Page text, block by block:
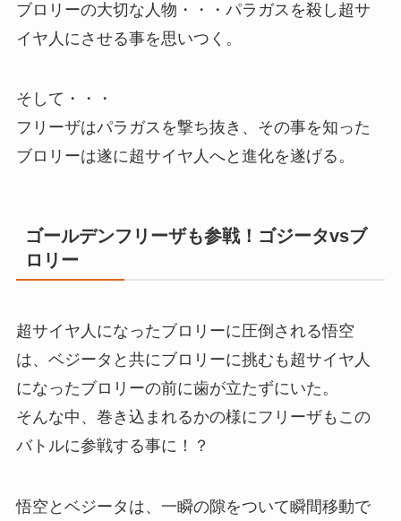
ブロリーの大切な人物・・・パラガスを殺し超サ
イヤ人にさせる事を思いつく。
そして・・・
フリーザはパラガスを撃ち抜き、その事を知った
ブロリーは遂に超サイヤ人へと進化を遂げる。
ゴールデンフリーザも参戦！ゴジータvsブ
ロリー
超サイヤ人になったブロリーに圧倒される悟空
は、ベジータと共にブロリーに挑むも超サイヤ人
になったブロリーの前に歯が立たずにいた。
そんな中、巻き込まれるかの様にフリーザもこの
バトルに参戦する事に！？
悟空とベジータは、一瞬の隙をついて瞬間移動で